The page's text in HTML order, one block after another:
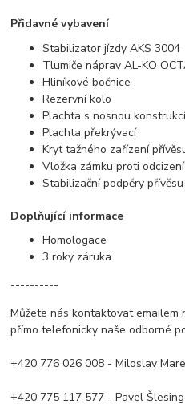
Přidavné vybavení
Stabilizator jízdy AKS 3004
Tlumiče náprav AL-KO
Hliníkové bočnice
Rezervní kolo
Plachta s nosnou
Plachta překrývací
Kryt tažného zařízení
Vložka zámku proti
Stabilizační podpěry přívěsu
Doplňující informace
Homologace
3 roky záruka
----------
Můžete nás kontaktovat emailem
přímo telefonicky naše odborné
+420 776 026 008 - Miloslav
+420 775 117 577 - Pavel